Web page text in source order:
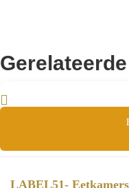
LABEL51-